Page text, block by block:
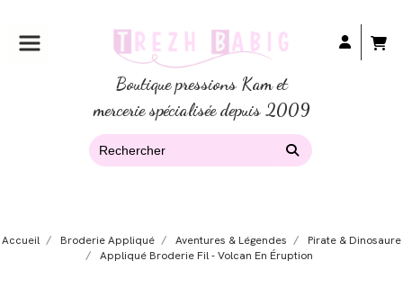
Boutique pressions Kam et
mercerie spécialisée depuis 2009
Accueil Broderie Appliqué Aventures & Légendes
Pirate & Dinosaure
Appliqué Broderie Fil - Volcan En Éruption